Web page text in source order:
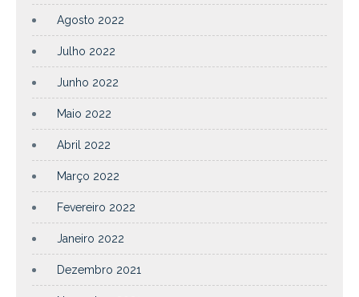
Agosto 2022
Julho 2022
Junho 2022
Maio 2022
Abril 2022
Março 2022
Fevereiro 2022
Janeiro 2022
Dezembro 2021